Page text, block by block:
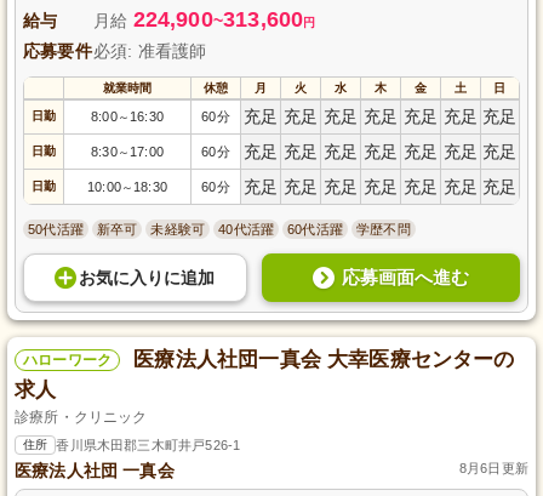
給与 月給 224,900~313,600円
応募要件必須: 准看護師
就業時間 休憩 月 火 水 木 金 土 日
日勤 8:00～ 16:30 60分 充足 充足 充足 充足 充足 充足 充足
日勤 8:30～ 17:00 60分 充足 充足 充足 充足 充足 充足 充足
日勤 10:00～ 18:30 60分 充足 充足 充足 充足 充足 充足 充足
50代活躍 新卒可 未経験可 40代活躍 60代活躍 学歴不問
お気に入り に追加 応募画面へ進む
ハローワーク
医療法人社団一真会 大幸医療センターの
求人
診療所・クリニック
住所 香川県木田郡三木町井戸526-1
医療法人社団 一真会 8月6日更新